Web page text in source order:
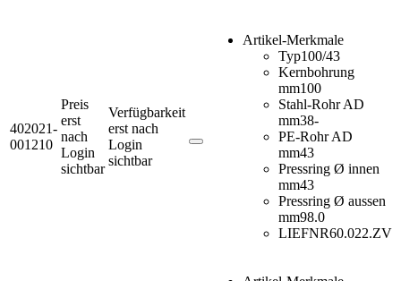
402021-
001210
Preis
erst
nach
Login
sichtbar
Verfügbarkeit
erst nach
Login
sichtbar
Artikel-Merkmale
Typ100/43
Kernbohrung
mm100
Stahl-Rohr AD
mm38-
PE-Rohr AD
mm43
Pressring Ø innen
mm43
Pressring Ø aussen
mm98.0
LIEFNR60.022.ZV